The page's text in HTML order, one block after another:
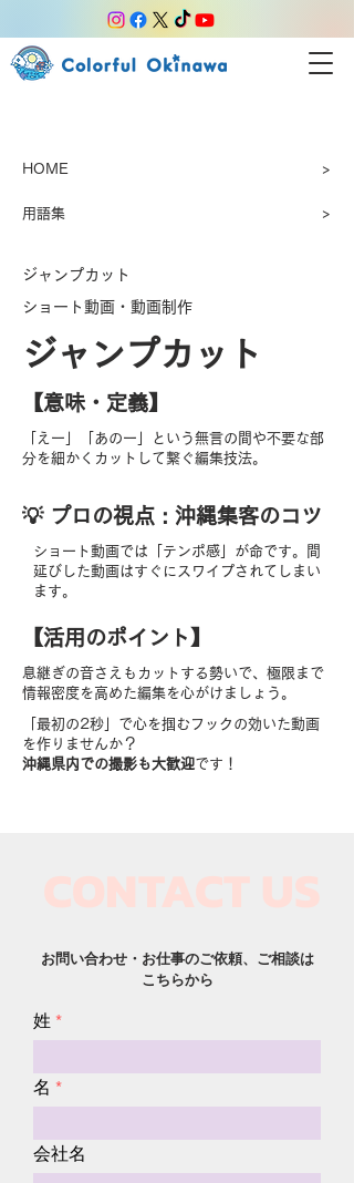
HOME >
用語集 >
ジャンプカット
ショート動画・動画制作
ジャンプカット
【​意味・定義】
「えー」「あのー」という無言の間や不要な部
分を細かくカットして繋ぐ編集技法。
​💡 プロの視点 : 沖縄集客のコツ
ショート動画では「テンポ感」が命です。間
延びした動画はすぐにスワイプされてしまい
ます。
【​活用のポイント】
息継ぎの音さえもカットする勢いで、極限まで
情報密度を高めた編集を心がけましょう。
「最初の2秒」で心を掴むフックの効いた動画
を作りませんか？
沖縄県内での撮影も大歓迎です！
お問い合わせ・お仕事のご依頼、ご相談は
こちらから
姓
名
会社名